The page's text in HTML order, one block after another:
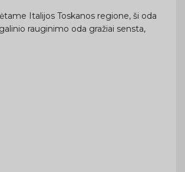
Italijos Toskanos regione, ši oda
rauginimo oda gražiai sensta,